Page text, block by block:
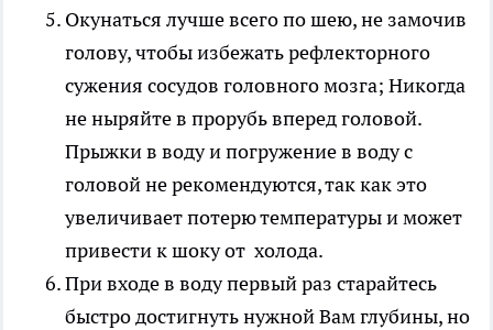
Окунаться лучше всего по шею, не замочив
голову, чтобы избежать рефлекторного
сужения сосудов головного мозга; Никогда
не ныряйте в прорубь вперед головой.
Прыжки в воду и погружение в воду с
головой не рекомендуются, так как это
увеличивает потерю температуры и может
привести к шоку от холода.
При входе в воду первый раз старайтесь
быстро достигнуть нужной Вам глубины, но